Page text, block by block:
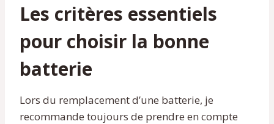
Les critères essentiels
pour choisir la bonne
batterie
Lors du remplacement d’une batterie, je
recommande toujours de prendre en compte